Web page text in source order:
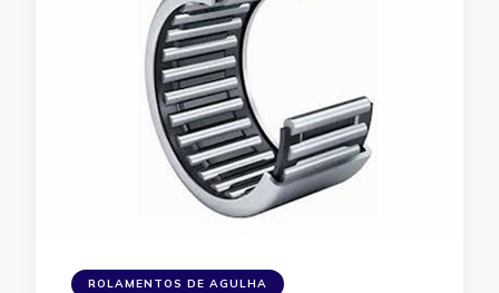
ROLAMENTOS DE AGULHA